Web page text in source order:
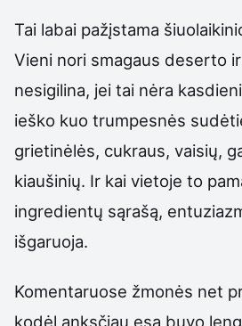
Tai labai pažįstama
Vieni nori smagaus deserto
nesigilina, jei tai nėra
ieško kuo trumpesnės
grietinėlės, cukraus, vaisių,
kiaušinių. Ir kai vietoje to
ingredientų sąrašą,
išgaruoja.
Komentaruose žmonės net
kodėl anksčiau esą buvo